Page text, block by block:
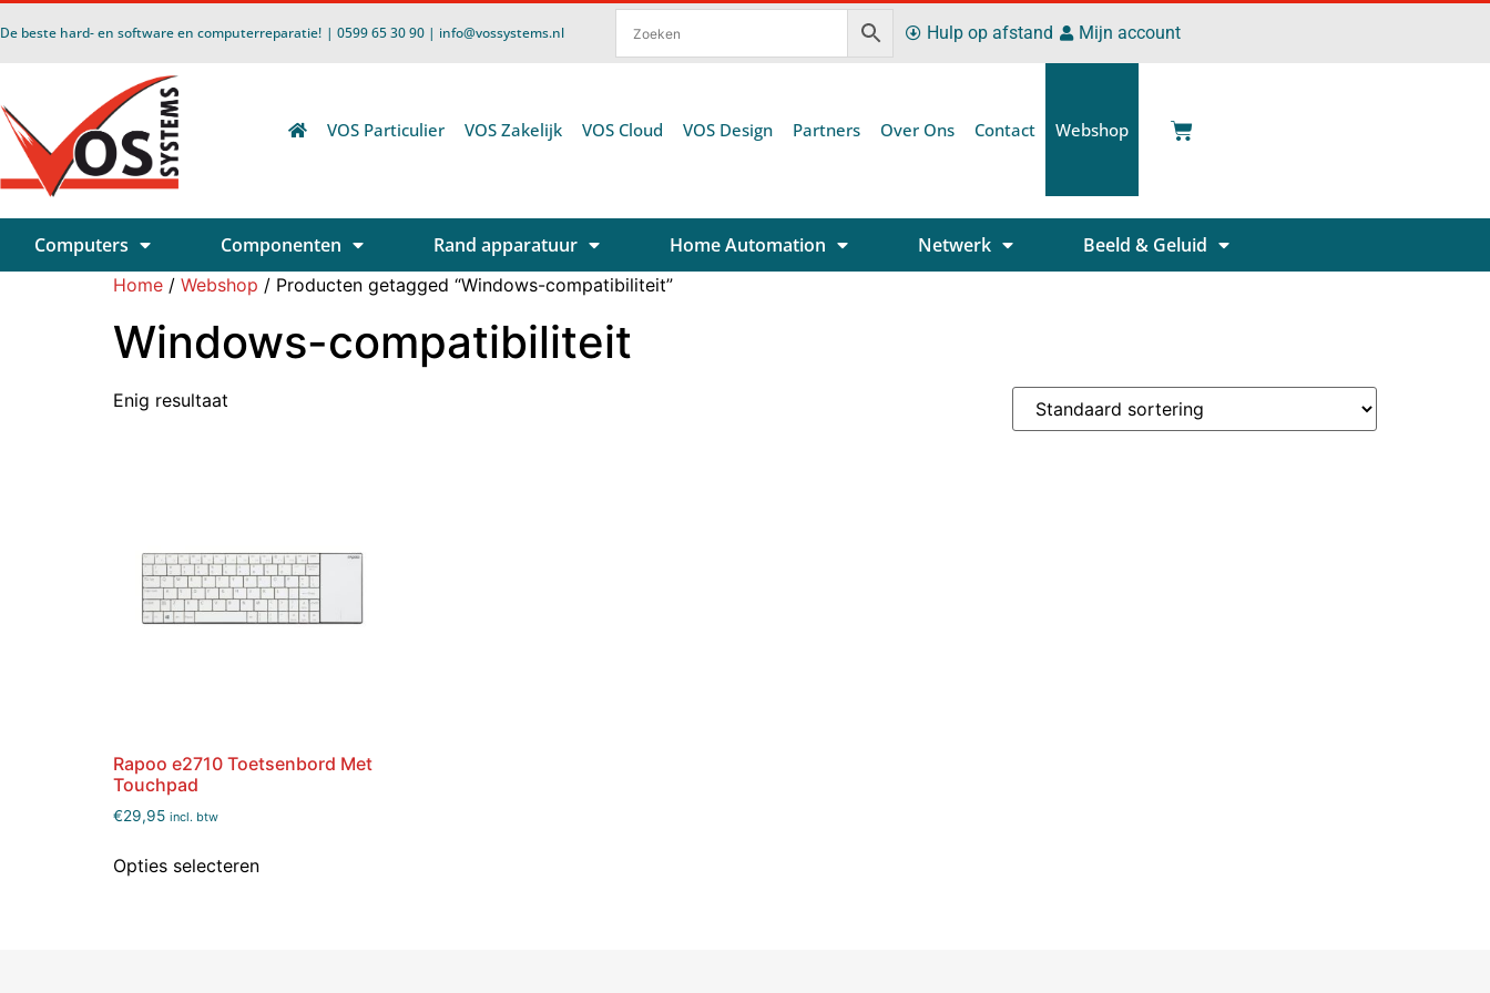
De beste hard- en software en computerreparatie! | 0599 65 30 90 | info@vossystems.nl Hulp op afstand Mijn account
VOS Particulier VOS Zakelijk VOS Cloud VOS Design Partners Over Ons Contact Webshop
Computers Componenten Rand apparatuur Home Automation Netwerk Beeld & Geluid
Home / Webshop / Producten getagged “Windows-compatibiliteit”
Windows-compatibiliteit
Enig resultaat
Rapoo e2710 Toetsenbord Met
Touchpad
€29,95 incl. btw
Opties selecteren